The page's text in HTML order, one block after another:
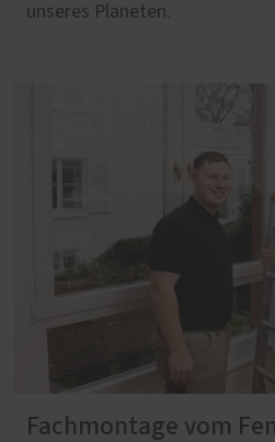
unseres Planeten.
Fachmontage vom